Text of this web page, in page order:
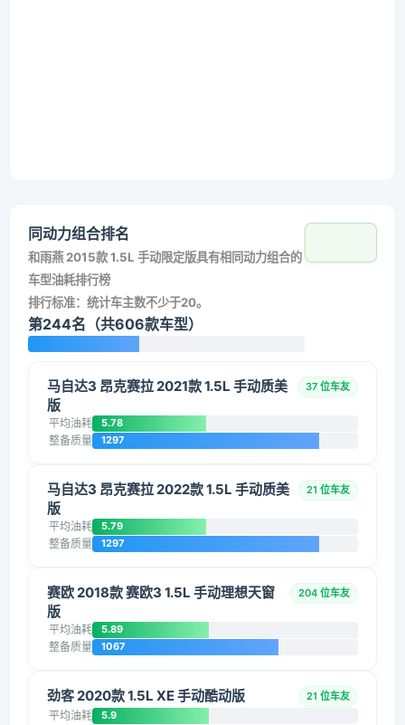
同动力组合排名
和雨燕 2015款 1.5L 手动限定版具有相同动力组合的
车型油耗排行榜
排行标准：统计车主数不少于20。
第244名（共606款车型）
马自达3 昂克赛拉 2021款 1.5L 手动质美
版
37 位车友
平均油耗 5.78
整备质量 1297
马自达3 昂克赛拉 2022款 1.5L 手动质美
版
21 位车友
平均油耗 5.79
整备质量 1297
赛欧 2018款 赛欧3 1.5L 手动理想天窗
版
204 位车友
平均油耗 5.89
整备质量 1067
劲客 2020款 1.5L XE 手动酷动版 21 位车友
平均油耗 5.9